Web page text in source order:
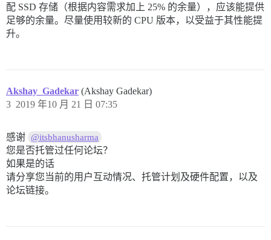
配 SSD 存储（根据内容需求加上 25% 的余量），应该能提供
足够的余量。尽量使用较新的 CPU 版本，以受益于其性能提
升。
Akshay_Gadekar (Akshay Gadekar)
2019 年10 月 21 日 07:35
3
感谢 @itsbhanusharma
您是否托管过任何论坛？
如果是的话
请分享您当前的用户互动情况、托管计划及硬件配置，以及
论坛链接。